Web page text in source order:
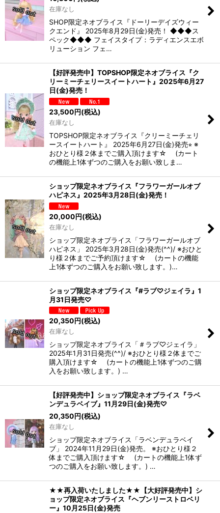
在庫なし
SHOP限定ネオブライス『ドーリーデイズウィー
クエンド』 2025年8月29日(金)発売！ ◆◆◆ス
ペック◆◆◆ フェイスタイプ：ラディエンスエボ
リューション フェ…
【好評発売中】TOPSHOP限定ネオブライス『ク
リーミーチェリースイートハート』2025年6月27
日(金)発売！
23,500円(税込)
在庫なし
TOPSHOP限定ネオブライス『クリーミーチェリ
ースイートハート』 2025年6月27日(金)発売⭐︎ ※
おひとり様２体までご購入頂けます☆ (カート
の機能上1体ずつのご購入をお願い致しま…
ショップ限定ネオブライス『フラワーガールオブ
ハピネス』2025年3月28日(金)発売！
20,000円(税込)
在庫なし
ショップ限定ネオブライス「フラワーガールオブ
ハピネス」 2025年3月28日(金)発売(^^)/ ※おひと
り様２体までご予約頂けます☆ (カートの機能
上1体ずつのご購入をお願い致します。)…
ショップ限定ネオブライス『#ラブ♡ジェイラ』1
月31日発売♡
20,350円(税込)
在庫なし
ショップ限定ネオブライス「＃ラブ♡ジェイラ」
2025年1月31日発売(^^)/ ※おひとり様２体までご
購入頂けます☆ (カートの機能上1体ずつのご購
入をお願い致します。) …
【好評発売中】ショップ限定ネオブライス『ラベ
ンデュラベイブ』11月29日(金)発売♡
20,350円(税込)
在庫なし
ショップ限定ネオブライス「ラベンデュラベイ
ブ」 2024年11月29日(金)発売。 ※おひとり様２
体までご購入頂けます☆ (カートの機能上1体ず
つのご購入をお願い致します。) …
★★再入荷いたしました★★【大好評発売中】シ
ョップ限定ネオブライス『ヘブンリーストロベリ
ー』10月25日(金)発売